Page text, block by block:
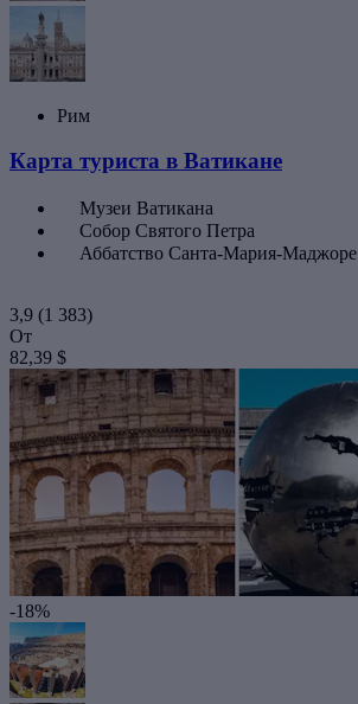
Рим
Карта туриста в Ватикане
Музеи Ватикана
Собор Святого Петра
Аббатство Санта-Мария-Маджоре
3,9 (1 383)
От
82,39 $
-18%